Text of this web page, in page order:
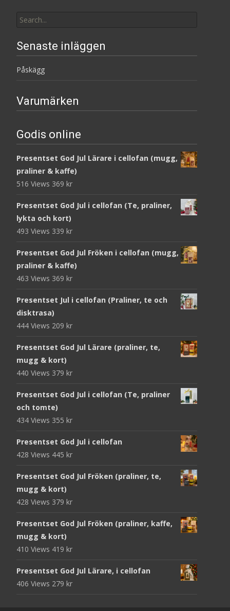
for:
Senaste inläggen
Påskägg
Varumärken
Godis online
Presentset God Jul Lärare i cellofan (mugg,
praliner & kaffe)
516 Views 369 kr
Presentset God Jul i cellofan (Te, praliner,
lykta och kort)
493 Views 339 kr
Presentset God Jul Fröken i cellofan (mugg,
praliner & kaffe)
463 Views 369 kr
Presentset Jul i cellofan (Praliner, te och
disktrasa)
444 Views 209 kr
Presentset God Jul Lärare (praliner, te,
mugg & kort)
440 Views 379 kr
Presentset God Jul i cellofan (Te, praliner
och tomte)
434 Views 355 kr
Presentset God Jul i cellofan
428 Views 445 kr
Presentset God Jul Fröken (praliner, te,
mugg & kort)
428 Views 379 kr
Presentset God Jul Fröken (praliner, kaffe,
mugg & kort)
410 Views 419 kr
Presentset God Jul Lärare, i cellofan
406 Views 279 kr